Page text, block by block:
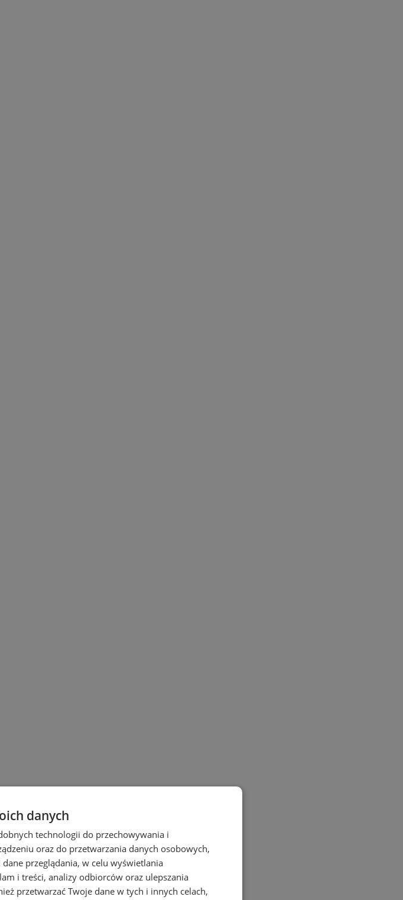
danych
technologii do przechowywania i
oraz do przetwarzania danych osobowych,
przeglądania, w celu wyświetlania
i treści, analizy odbiorców oraz ulepszania
przetwarzać Twoje dane w tych i innych celach,